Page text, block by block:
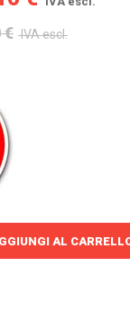
€ IVA escl.
AL